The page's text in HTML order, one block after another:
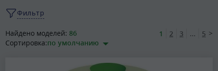
Фильтр
Найдено моделей: 86
Сортировка:по умолчанию
1 2 3 ... 5 >